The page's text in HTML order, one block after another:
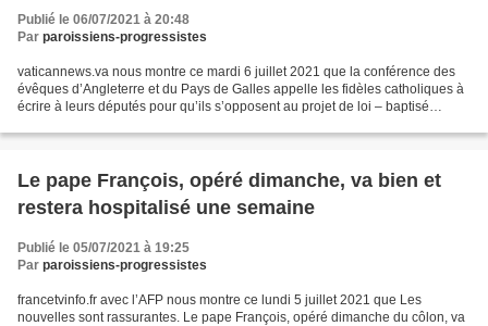
Publié le 06/07/2021 à 20:48
Par paroissiens-progressistes
vaticannews.va nous montre ce mardi 6 juillet 2021 que la conférence des
évêques d’Angleterre et du Pays de Galles appelle les fidèles catholiques à
écrire à leurs députés pour qu’ils s’opposent au projet de loi – baptisé
Le pape François, opéré dimanche, va bien et
restera hospitalisé une semaine
Publié le 05/07/2021 à 19:25
Par paroissiens-progressistes
francetvinfo.fr avec l’AFP nous montre ce lundi 5 juillet 2021 que Les
nouvelles sont rassurantes. Le pape François, opéré dimanche du côlon, va